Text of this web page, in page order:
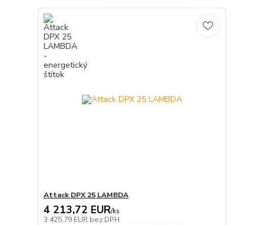
Attack DPX 25 LAMBDA
4 213,72 EUR/ks
3 425,79 EUR bez DPH